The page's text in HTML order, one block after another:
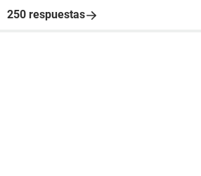
250 respuestas